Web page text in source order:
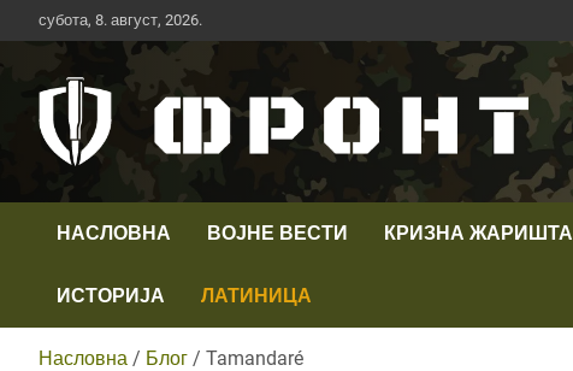
Скип
то
субота, 8. август, 2026.
Телевизија ФРОНТ
НАСЛОВНА ВОЈНЕ ВЕСТИ КРИЗНА ЖАРИШТА
ИСТОРИЈА ЛАТИНИЦА
Насловна Блог Tamandaré